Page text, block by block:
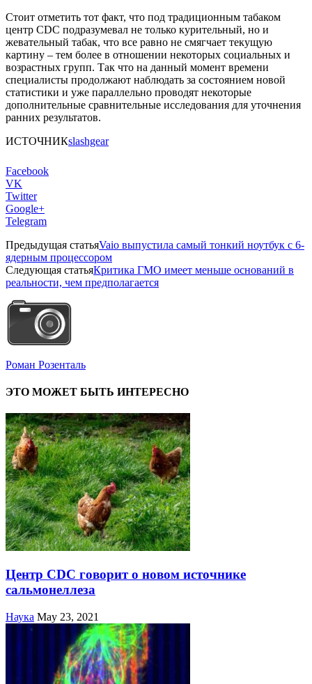
Стоит отметить тот факт, что под традиционным табаком
центр CDC подразумевал не только курительный, но и
жевательный табак, что все равно не смягчает текущую
картину – тем более в отношении некоторых социальных и
возрастных групп. Так что на данный момент времени
специалисты продолжают наблюдать за состоянием новой
статистики и уже параллельно проводят некоторые
дополнительные сравнительные исследования для уточнения
ранних результатов.
ИСТОЧНИКslashgear
Facebook
VK
Twitter
Google+
Telegram
Предыдущая статьяVaio выпустила самый тонкий ноутбук с 6-
ядерным процессором
Следующая статьяКритика ГМО имеет меньше оснований в
реальности, чем предполагается
Роман Розенталь
ЭТО МОЖЕТ БЫТЬ ИНТЕРЕСНО
Центр CDC говорит о новом источнике
сальмонеллеза
Наука May 23, 2021